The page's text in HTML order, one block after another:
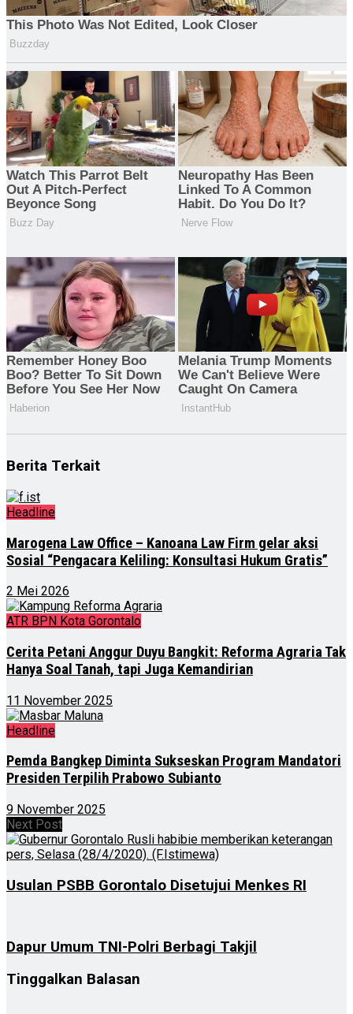
Berita Terkait
Headline
Marogena Law Office – Kanoana Law Firm gelar aksi
Sosial “Pengacara Keliling: Konsultasi Hukum Gratis”
2 Mei 2026
ATR BPN Kota Gorontalo
Cerita Petani Anggur Duyu Bangkit: Reforma Agraria Tak
Hanya Soal Tanah, tapi Juga Kemandirian
11 November 2025
Headline
Pemda Bangkep Diminta Sukseskan Program Mandatori
Presiden Terpilih Prabowo Subianto
9 November 2025
Next Post
Usulan PSBB Gorontalo Disetujui Menkes RI
Dapur Umum TNI-Polri Berbagi Takjil
Tinggalkan Balasan